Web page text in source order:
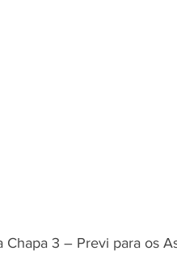
3 – Previ para os